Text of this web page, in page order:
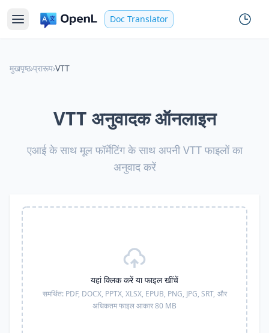
Doc Translator
मुखपृष्ठ›प्रारूप›VTT
VTT अनुवादक ऑनलाइन
एआई के साथ मूल फॉर्मेटिंग के साथ अपनी VTT फाइलों का
अनुवाद करें
यहां क्लिक करें या फाइल खींचें
समर्थित: PDF, DOCX, PPTX, XLSX, EPUB, PNG, JPG, SRT, और
अधिकतम फाइल आकार 80 MB